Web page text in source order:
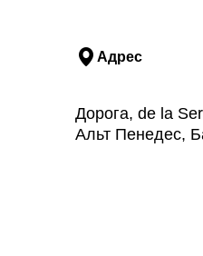
Адрес
Дорога, de la
Альт Пенедес,